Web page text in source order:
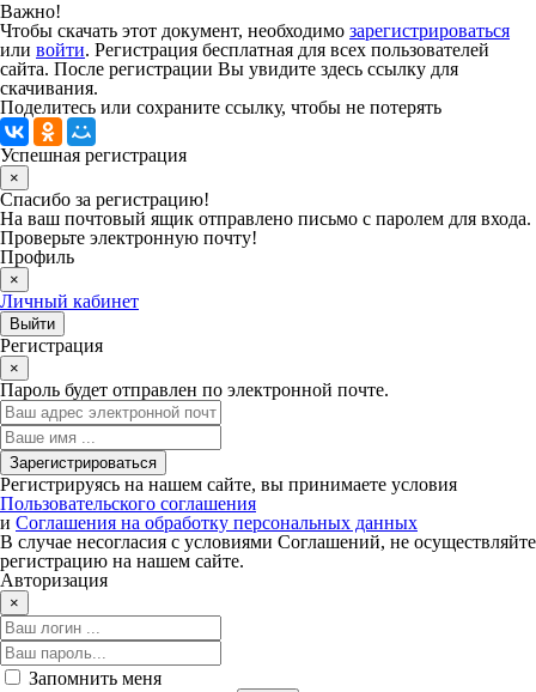
Важно!
Чтобы скачать этот документ, необходимо зарегистрироваться
или войти. Регистрация бесплатная для всех пользователей
сайта. После регистрации Вы увидите здесь ссылку для
скачивания.
Поделитесь или сохраните ссылку, чтобы не потерять
Успешная регистрация
×
Спасибо за регистрацию!
На ваш почтовый ящик отправлено письмо с паролем для входа.
Проверьте электронную почту!
Профиль
×
Личный кабинет
Регистрация
×
Пароль будет отправлен по электронной почте.
Регистрируясь на нашем сайте, вы принимаете условия
Пользовательского соглашения
и Соглашения на обработку персональных данных
В случае несогласия с условиями Соглашений, не осуществляйте
регистрацию на нашем сайте.
Авторизация
×
Запомнить меня